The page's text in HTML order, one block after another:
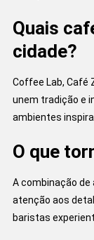
Quais
cidade?
Coffee Lab, Café
unem tradição e
ambientes
O que
A combinação de
atenção aos
baristas